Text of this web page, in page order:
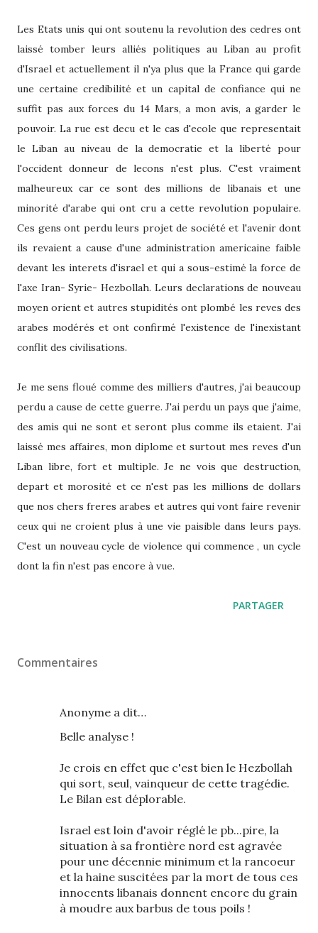
Les Etats unis qui ont soutenu la revolution des cedres ont
laissé tomber leurs alliés politiques au Liban au profit
d'Israel et actuellement il n'ya plus que la France qui garde
une certaine credibilité et un capital de confiance qui ne
suffit pas aux forces du 14 Mars, a mon avis, a garder le
pouvoir. La rue est decu et le cas d'ecole que representait
le Liban au niveau de la democratie et la liberté pour
l'occident donneur de lecons n'est plus. C'est vraiment
malheureux car ce sont des millions de libanais et une
minorité d'arabe qui ont cru a cette revolution populaire.
Ces gens ont perdu leurs projet de société et l'avenir dont
ils revaient a cause d'une administration americaine faible
devant les interets d'israel et qui a sous-estimé la force de
l'axe Iran- Syrie- Hezbollah. Leurs declarations de nouveau
moyen orient et autres stupidités ont plombé les reves des
arabes modérés et ont confirmé l'existence de l'inexistant
conflit des civilisations.
Je me sens floué comme des milliers d'autres, j'ai beaucoup
perdu a cause de cette guerre. J'ai perdu un pays que j'aime,
des amis qui ne sont et seront plus comme ils etaient. J'ai
laissé mes affaires, mon diplome et surtout mes reves d'un
Liban libre, fort et multiple. Je ne vois que destruction,
depart et morosité et ce n'est pas les millions de dollars
que nos chers freres arabes et autres qui vont faire revenir
ceux qui ne croient plus à une vie paisible dans leurs pays.
C'est un nouveau cycle de violence qui commence , un cycle
dont la fin n'est pas encore à vue.
PARTAGER
Commentaires
Anonyme a dit…
Belle analyse !
Je crois en effet que c'est bien le Hezbollah
qui sort, seul, vainqueur de cette tragédie.
Le Bilan est déplorable.
Israel est loin d'avoir réglé le pb...pire, la
situation à sa frontière nord est agravée
pour une décennie minimum et la rancoeur
et la haine suscitées par la mort de tous ces
innocents libanais donnent encore du grain
à moudre aux barbus de tous poils !